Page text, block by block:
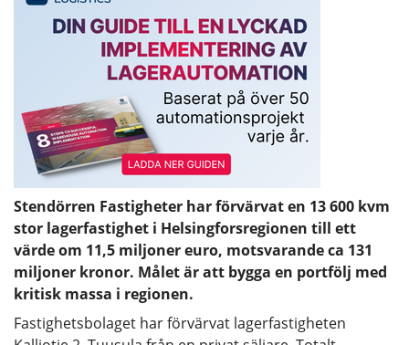
Stendörren Fastigheter har förvärvat en 13 600 kvm
stor lagerfastighet i Helsingforsregionen till ett
värde om 11,5 miljoner euro, motsvarande ca 131
miljoner kronor. Målet är att bygga en portfölj med
kritisk massa i regionen.
Fastighetsbolaget har förvärvat lagerfastigheten